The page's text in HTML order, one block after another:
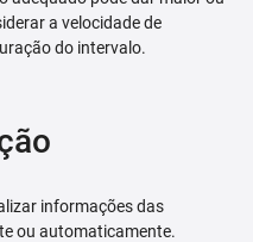
a velocidade de
do intervalo.
informações das
ou automaticamente.